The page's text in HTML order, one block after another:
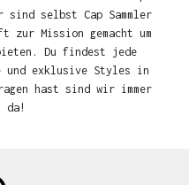
selbst Cap Sammler
zur Mission gemacht um
Du findest jede
und exklusive Styles in
hast sind wir immer
da!